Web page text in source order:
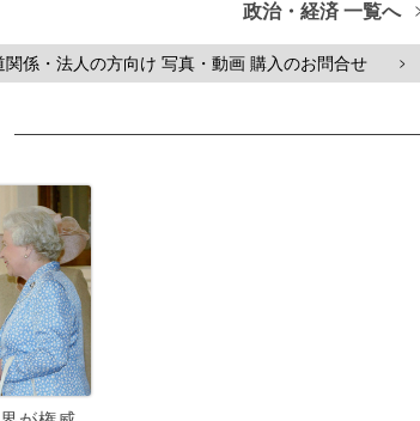
政治・経済 一覧へ
関係・法人の方向け 写真・動画 購入のお問合せ >